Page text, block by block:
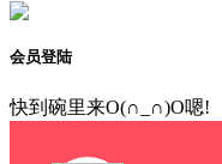
会员登陆
快到碗里来O(∩_∩)O嗯!